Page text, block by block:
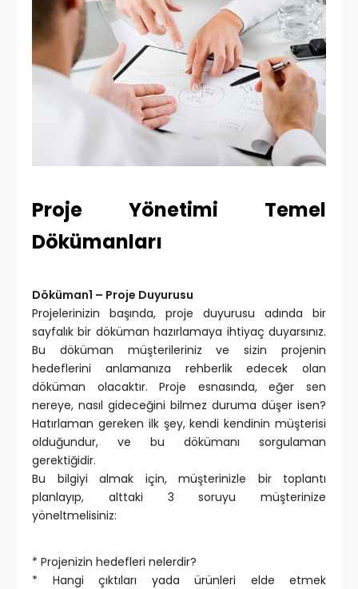
Proje Yönetimi Temel
Dökümanları
Döküman1 – Proje Duyurusu
Projelerinizin başında, proje duyurusu adında bir
sayfalık bir döküman hazırlamaya ihtiyaç duyarsınız.
Bu döküman müşterileriniz ve sizin projenin
hedeflerini anlamanıza rehberlik edecek olan
döküman olacaktır. Proje esnasında, eğer sen
nereye, nasıl gideceğini bilmez duruma düşer isen?
Hatırlaman gereken ilk şey, kendi kendinin müşterisi
olduğundur, ve bu dökümanı sorgulaman
gerektiğidir.
Bu bilgiyi almak için, müşterinizle bir toplantı
planlayıp, alttaki 3 soruyu müşterinize
yöneltmelisiniz:
* Projenizin hedefleri nelerdir?
* Hangi çıktıları yada ürünleri elde etmek